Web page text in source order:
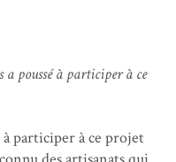
a poussé à participer à ce
participer à ce projet